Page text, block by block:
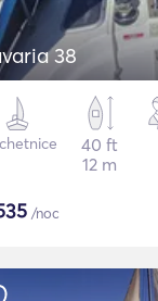
38
40 ft
12 m
/noc